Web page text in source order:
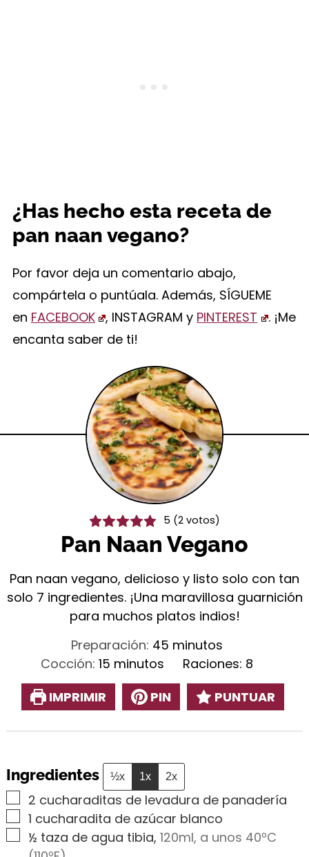
¿Has hecho esta receta de
pan naan vegano?
Por favor deja un comentario abajo,
compártela o puntúala. Además, SÍGUEME
en FACEBOOK , INSTAGRAM y PINTEREST
. ¡Me
encanta saber de ti!
5 (2 votos)
Pan Naan Vegano
Pan naan vegano, delicioso y listo solo con tan
solo 7 ingredientes. ¡Una maravillosa guarnición
para muchos platos indios!
Preparación: 45 minutos
minutos
Cocción:15 minutos
minutos Raciones: 8
IMPRIMIR
PIN PUNTUAR
Ingredientes ½x 1x 2x
▢
2 cucharaditas de levadura de panadería
▢1 cucharadita de azúcar blanco
▢
½ taza de agua tibia,120ml, a unos 40ºC